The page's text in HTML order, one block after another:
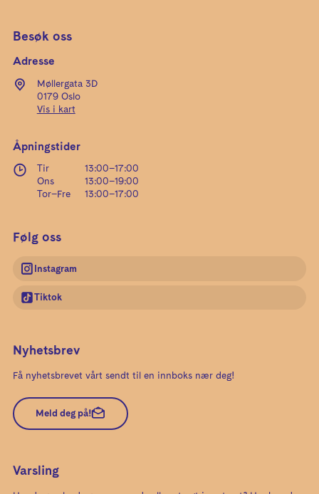
Besøk oss
Adresse
Møllergata 3D
0179 Oslo
Vis i kart
Åpningstider
Tir 13:00–17:00
Ons
13:00–19:00
Tor–Fre
13:00–17:00
Følg oss
Instagram
Tiktok
Nyhetsbrev
Få nyhetsbrevet vårt sendt til en innboks nær deg!
Meld deg på!
Varsling